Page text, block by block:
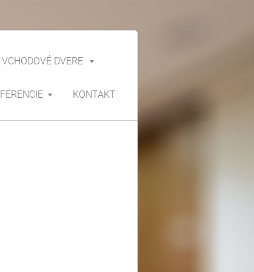
VCHODOVÉ DVERE
KONTAKT